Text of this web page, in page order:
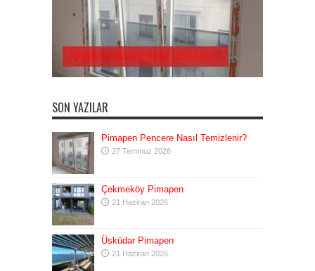
Pimapen Pencere Nasıl Temizlenir?
SON YAZILAR
Pimapen Pencere Nasıl Temizlenir?
27 Temmuz 2026
Çekmeköy Pimapen
21 Haziran 2026
Üsküdar Pimapen
21 Haziran 2026